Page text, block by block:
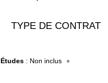
TYPE DE CONTRAT
Études : Non inclus